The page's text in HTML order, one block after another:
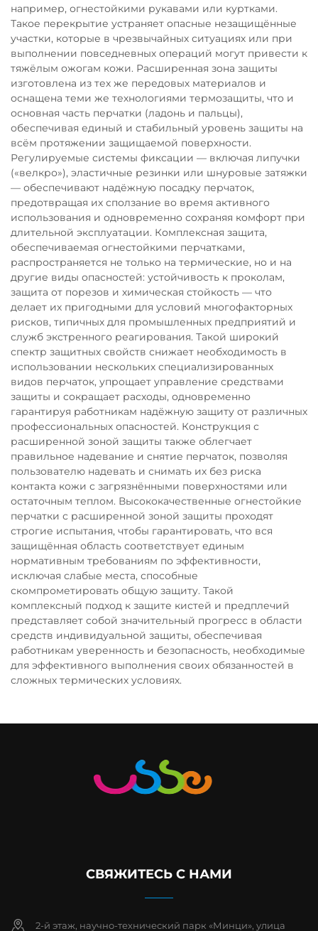
например, огнестойкими рукавами или куртками.
Такое перекрытие устраняет опасные незащищённые
участки, которые в чрезвычайных ситуациях или при
выполнении повседневных операций могут привести к
тяжёлым ожогам кожи. Расширенная зона защиты
изготовлена из тех же передовых материалов и
оснащена теми же технологиями термозащиты, что и
основная часть перчатки (ладонь и пальцы),
обеспечивая единый и стабильный уровень защиты на
всём протяжении защищаемой поверхности.
Регулируемые системы фиксации — включая липучки
(«велкро»), эластичные резинки или шнуровые затяжки
— обеспечивают надёжную посадку перчаток,
предотвращая их сползание во время активного
использования и одновременно сохраняя комфорт при
длительной эксплуатации. Комплексная защита,
обеспечиваемая огнестойкими перчатками,
распространяется не только на термические, но и на
другие виды опасностей: устойчивость к проколам,
защита от порезов и химическая стойкость — что
делает их пригодными для условий многофакторных
рисков, типичных для промышленных предприятий и
служб экстренного реагирования. Такой широкий
спектр защитных свойств снижает необходимость в
использовании нескольких специализированных
видов перчаток, упрощает управление средствами
защиты и сокращает расходы, одновременно
гарантируя работникам надёжную защиту от различных
профессиональных опасностей. Конструкция с
расширенной зоной защиты также облегчает
правильное надевание и снятие перчаток, позволяя
пользователю надевать и снимать их без риска
контакта кожи с загрязнёнными поверхностями или
остаточным теплом. Высококачественные огнестойкие
перчатки с расширенной зоной защиты проходят
строгие испытания, чтобы гарантировать, что вся
защищённая область соответствует единым
нормативным требованиям по эффективности,
исключая слабые места, способные
скомпрометировать общую защиту. Такой
комплексный подход к защите кистей и предплечий
представляет собой значительный прогресс в области
средств индивидуальной защиты, обеспечивая
работникам уверенность и безопасность, необходимые
для эффективного выполнения своих обязанностей в
сложных термических условиях.
СВЯЖИТЕСЬ С НАМИ
2-й этаж, научно-технический парк «Минци», улица